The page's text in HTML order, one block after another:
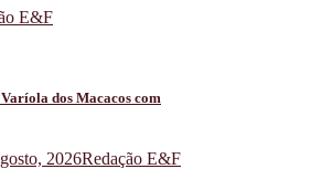
E&F
dos Macacos com
2026Redação E&F